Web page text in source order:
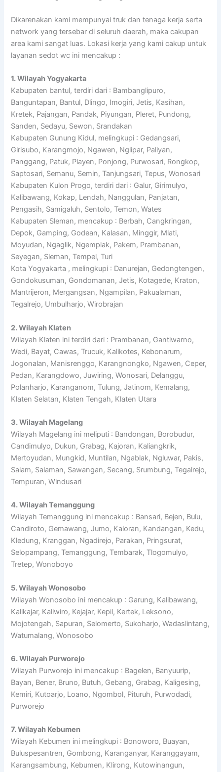
Dikarenakan kami mempunyai truk dan tenaga kerja serta
network yang tersebar di seluruh daerah, maka cakupan
area kami sangat luas. Lokasi kerja yang kami cakup untuk
layanan sedot wc ini mencakup :
1. Wilayah Yogyakarta
Kabupaten bantul, terdiri dari : Bambanglipuro,
Banguntapan, Bantul, Dlingo, Imogiri, Jetis, Kasihan,
Kretek, Pajangan, Pandak, Piyungan, Pleret, Pundong,
Sanden, Sedayu, Sewon, Srandakan
Kabupaten Gunung Kidul, melingkupi : Gedangsari,
Girisubo, Karangmojo, Ngawen, Nglipar, Paliyan,
Panggang, Patuk, Playen, Ponjong, Purwosari, Rongkop,
Saptosari, Semanu, Semin, Tanjungsari, Tepus, Wonosari
Kabupaten Kulon Progo, terdiri dari : Galur, Girimulyo,
Kalibawang, Kokap, Lendah, Nanggulan, Panjatan,
Pengasih, Samigaluh, Sentolo, Temon, Wates
Kabupaten Sleman, mencakup : Berbah, Cangkringan,
Depok, Gamping, Godean, Kalasan, Minggir, Mlati,
Moyudan, Ngaglik, Ngemplak, Pakem, Prambanan,
Seyegan, Sleman, Tempel, Turi
Kota Yogyakarta , melingkupi : Danurejan, Gedongtengen,
Gondokusuman, Gondomanan, Jetis, Kotagede, Kraton,
Mantrijeron, Mergangsan, Ngampilan, Pakualaman,
Tegalrejo, Umbulharjo, Wirobrajan
2. Wilayah Klaten
Wilayah Klaten ini terdiri dari : Prambanan, Gantiwarno,
Wedi, Bayat, Cawas, Trucuk, Kalikotes, Kebonarum,
Jogonalan, Manisrenggo, Karangnongko, Ngawen, Ceper,
Pedan, Karangdowo, Juwiring, Wonosari, Delanggu,
Polanharjo, Karanganom, Tulung, Jatinom, Kemalang,
Klaten Selatan, Klaten Tengah, Klaten Utara
3. Wilayah Magelang
Wilayah Magelang ini meliputi : Bandongan, Borobudur,
Candimulyo, Dukun, Grabag, Kajoran, Kaliangkrik,
Mertoyudan, Mungkid, Muntilan, Ngablak, Ngluwar, Pakis,
Salam, Salaman, Sawangan, Secang, Srumbung, Tegalrejo,
Tempuran, Windusari
4. Wilayah Temanggung
Wilayah Temanggung ini mencakup : Bansari, Bejen, Bulu,
Candiroto, Gemawang, Jumo, Kaloran, Kandangan, Kedu,
Kledung, Kranggan, Ngadirejo, Parakan, Pringsurat,
Selopampang, Temanggung, Tembarak, Tlogomulyo,
Tretep, Wonoboyo
5. Wilayah Wonosobo
Wilayah Wonosobo ini mencakup : Garung, Kalibawang,
Kalikajar, Kaliwiro, Kejajar, Kepil, Kertek, Leksono,
Mojotengah, Sapuran, Selomerto, Sukoharjo, Wadaslintang,
Watumalang, Wonosobo
6. Wilayah Purworejo
Wilayah Purworejo ini mencakup : Bagelen, Banyuurip,
Bayan, Bener, Bruno, Butuh, Gebang, Grabag, Kaligesing,
Kemiri, Kutoarjo, Loano, Ngombol, Pituruh, Purwodadi,
Purworejo
7. Wilayah Kebumen
Wilayah Kebumen ini melingkupi : Bonoworo, Buayan,
Buluspesantren, Gombong, Karanganyar, Karanggayam,
Karangsambung, Kebumen, Klirong, Kutowinangun,